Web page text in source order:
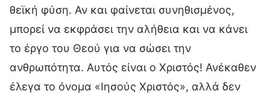
θεϊκή φύση. Αν και φαίνεται συνηθισμένος,
μπορεί να εκφράσει την αλήθεια και να κάνει
το έργο του Θεού για να σώσει την
ανθρωπότητα. Αυτός είναι ο Χριστός! Ανέκαθεν
έλεγα το όνομα «Ιησούς Χριστός», αλλά δεν